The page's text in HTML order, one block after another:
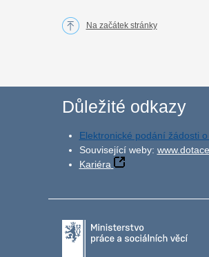
Na začátek stránky
Důležité odkazy
Elektronické podání žádosti
Související weby:
Kariéra